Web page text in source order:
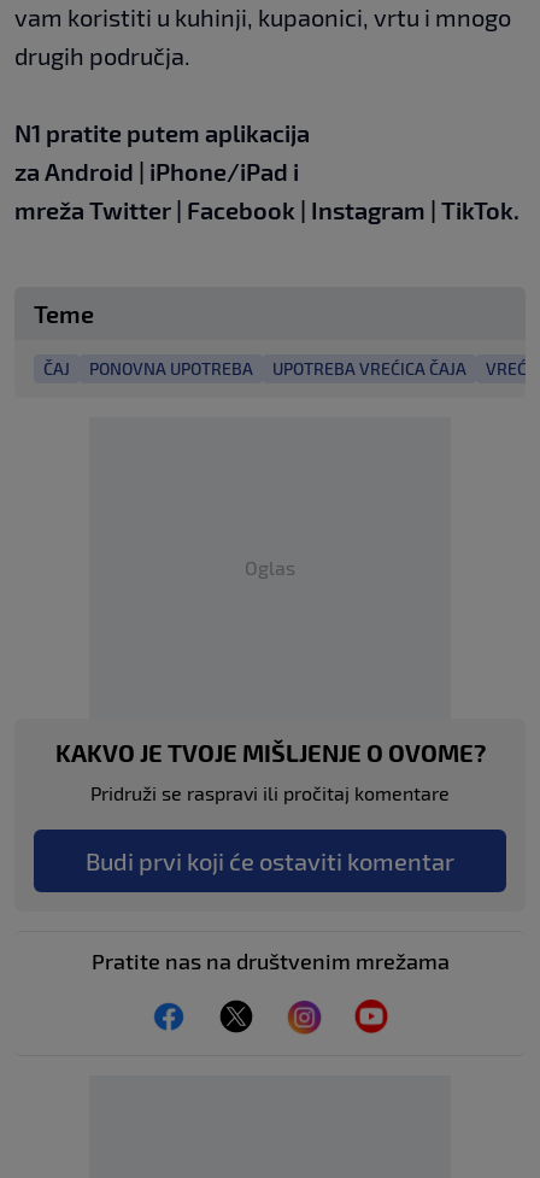
vam koristiti u kuhinji, kupaonici, vrtu i mnogo
drugih područja.
N1 pratite putem aplikacija
za Android | iPhone/iPad i
mreža Twitter | Facebook | Instagram | TikTok.
Teme
ČAJ PONOVNA UPOTREBA UPOTREBA VREĆICA ČAJA
Oglas
KAKVO JE TVOJE MIŠLJENJE O OVOME?
Pridruži se raspravi ili pročitaj komentare
Budi prvi koji će ostaviti komentar
Pratite nas na društvenim mrežama